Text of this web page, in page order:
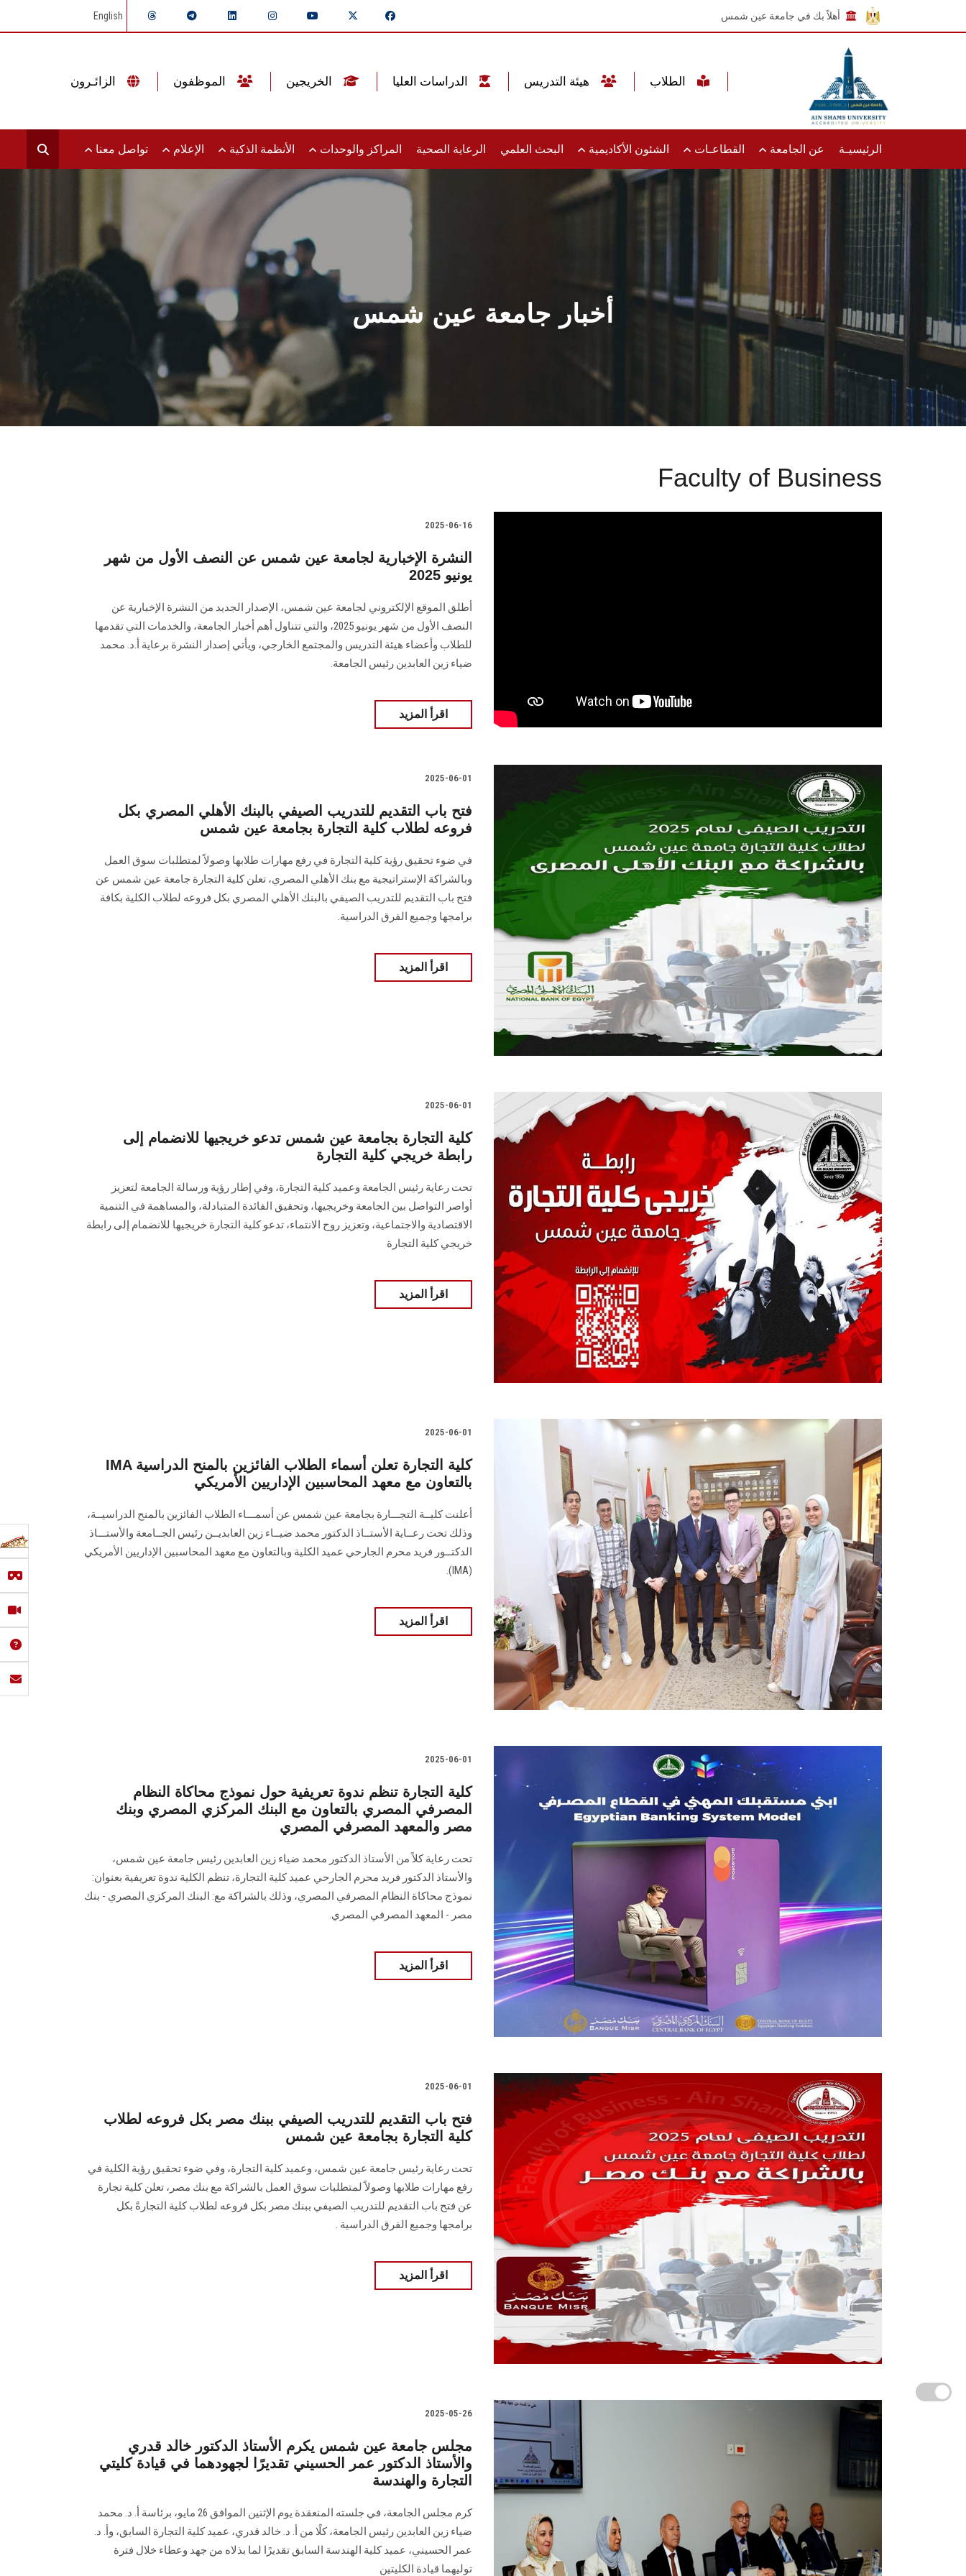
أهلاً بك في جامعة عين شمس English
الرئيسيـة عن الجامعة القطاعـات الشئون الأكاديمية البحث العلمي الرعاية الصحية المراكز والوحدات الأنظمة الذكية الإعلام تواصل معنا
أخبار جامعة عين شمس
Faculty of Business
2025-06-16
النشرة الإخبارية لجامعة عين شمس عن النصف الأول من شهر
يونيو 2025
أطلق الموقع الإلكتروني لجامعة عين شمس، الإصدار الجديد من النشرة الإخبارية عن
النصف الأول من شهر يونيو 2025، والتي تتناول أهم أخبار الجامعة، والخدمات التي تقدمها
للطلاب وأعضاء هيئة التدريس والمجتمع الخارجي، ويأتي إصدار النشرة برعاية أ.د. محمد
ضياء زين العابدين رئيس الجامعة.
اقرأ المزيد
2025-06-01
فتح باب التقديم للتدريب الصيفي بالبنك الأهلي المصري بكل
فروعه لطلاب كلية التجارة بجامعة عين شمس
في ضوء تحقيق رؤية كلية التجارة في رفع مهارات طلابها وصولاً لمتطلبات سوق العمل
وبالشراكة الإستراتيجية مع بنك الأهلي المصري، تعلن كلية التجارة جامعة عين شمس عن
فتح باب التقديم للتدريب الصيفي بالبنك الأهلي المصري بكل فروعه لطلاب الكلية بكافة
برامجها وجميع الفرق الدراسية.
اقرأ المزيد
2025-06-01
كلية التجارة بجامعة عين شمس تدعو خريجيها للانضمام إلى
رابطة خريجي كلية التجارة
تحت رعاية رئيس الجامعة وعميد كلية التجارة، وفي إطار رؤية ورسالة الجامعة لتعزيز
أواصر التواصل بين الجامعة وخريجيها، وتحقيق الفائدة المتبادلة، والمساهمة في التنمية
الاقتصادية والاجتماعية، وتعزيز روح الانتماء، تدعو كلية التجارة خريجيها للانضمام إلى رابطة
خريجي كلية التجارة
اقرأ المزيد
2025-06-01
IMA كلية التجارة تعلن أسماء الطلاب الفائزين بالمنح الدراسية
بالتعاون مع معهد المحاسبين الإداريين الأمريكي
أعلنت كليــة التجـــارة بجامعة عين شمس عن أسمـــاء الطلاب الفائزين بالمنح الدراسيــة،
وذلك تحت رعــاية الأستــاذ الدكتور محمد ضيــاء زين العابديــن رئيس الجــامعة والأستـــاذ
الدكتــور فريد محرم الجارحي عميد الكلية وبالتعاون مع معهد المحاسبين الإداريين الأمريكي
(IMA).
اقرأ المزيد
2025-06-01
كلية التجارة تنظم ندوة تعريفية حول نموذج محاكاة النظام
المصرفي المصري بالتعاون مع البنك المركزي المصري وبنك
مصر والمعهد المصرفي المصري
تحت رعاية كلاً من الأستاذ الدكتور محمد ضياء زين العابدين رئيس جامعة عين شمس،
والأستاذ الدكتور فريد محرم الجارحي عميد كلية التجارة، تنظم الكلية ندوة تعريفية بعنوان:
نموذج محاكاة النظام المصرفي المصري، وذلك بالشراكة مع: البنك المركزي المصري - بنك
مصر - المعهد المصرفي المصري.
اقرأ المزيد
2025-06-01
فتح باب التقديم للتدريب الصيفي ببنك مصر بكل فروعه لطلاب
كلية التجارة بجامعة عين شمس
تحت رعاية رئيس جامعة عين شمس، وعميد كلية التجارة، وفي ضوء تحقيق رؤية الكلية في
رفع مهارات طلابها وصولاً لمتطلبات سوق العمل بالشراكة مع بنك مصر، تعلن كلية تجارة
عن فتح باب التقديم للتدريب الصيفي ببنك مصر بكل فروعه لطلاب كلية التجارةً بكل
برامجها وجميع الفرق الدراسية .
اقرأ المزيد
2025-05-26
مجلس جامعة عين شمس يكرم الأستاذ الدكتور خالد قدري
والأستاذ الدكتور عمر الحسيني تقديرًا لجهودهما في قيادة كليتي
التجارة والهندسة
كرم مجلس الجامعة، في جلسته المنعقدة يوم الإثنين الموافق 26 مايو، برئاسة أ. د. محمد
ضياء زين العابدين رئيس الجامعة، كلًا من أ. د. خالد قدري، عميد كلية التجارة السابق، وأ. د.
عمر الحسيني، عميد كلية الهندسة السابق تقديرًا لما بذلاه من جهد وعطاء خلال فترة
توليهما قيادة الكليتين